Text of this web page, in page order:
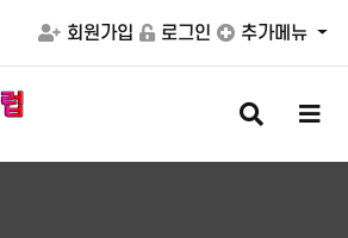
회원가입 로그인 추가메뉴
검
색
버
메
버